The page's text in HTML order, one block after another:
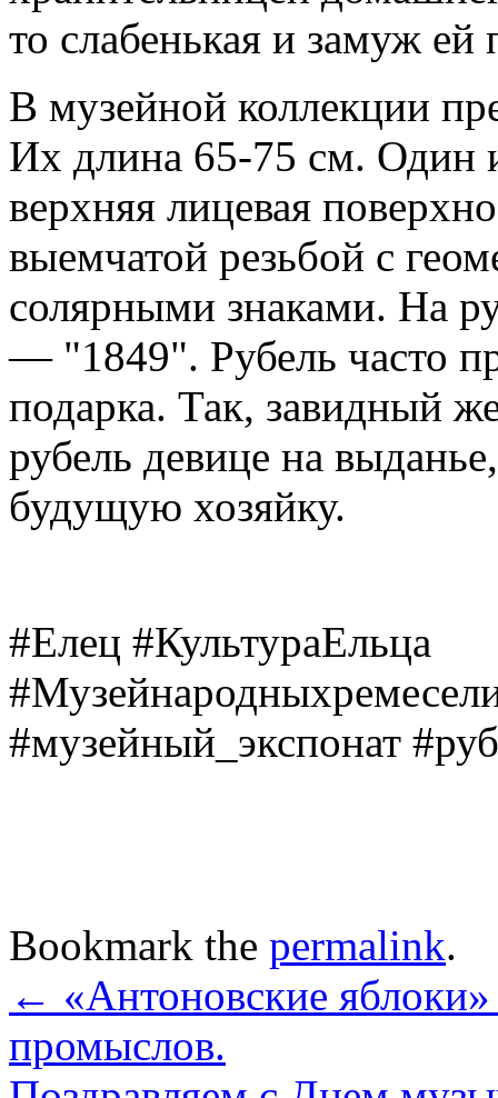
то слабенькая и замуж ей
В музейной коллекции
Их длина 65-75 см. Один
верхняя лицевая
выемчатой резьбой с
солярными знаками. На
— "1849". Рубель часто
подарка. Так, завидный
рубель девице на
будущую хозяйку.
#Елец #КультураЕльца
#музейный_экспонат
Bookmark the permalink.
← «Антоновские
промыслов.